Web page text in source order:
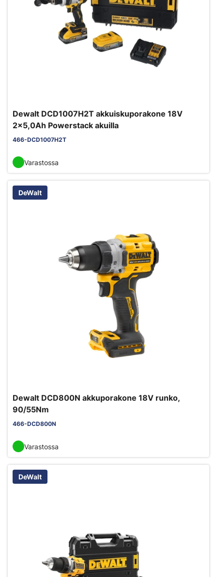
Dewalt DCD1007H2T akkuiskuporakone 18V
2x5,0Ah Powerstack akuilla
466-DCD1007H2T
Varastossa
DeWalt
Dewalt DCD800N akkuporakone 18V runko,
90/55Nm
466-DCD800N
Varastossa
DeWalt